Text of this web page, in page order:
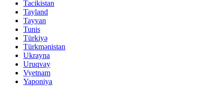
Tacikistan
Tayland
Tayvan
Tunis
Türkiyə
Türkmənistan
Ukrayna
Uruqvay
Vyetnam
Yaponiya